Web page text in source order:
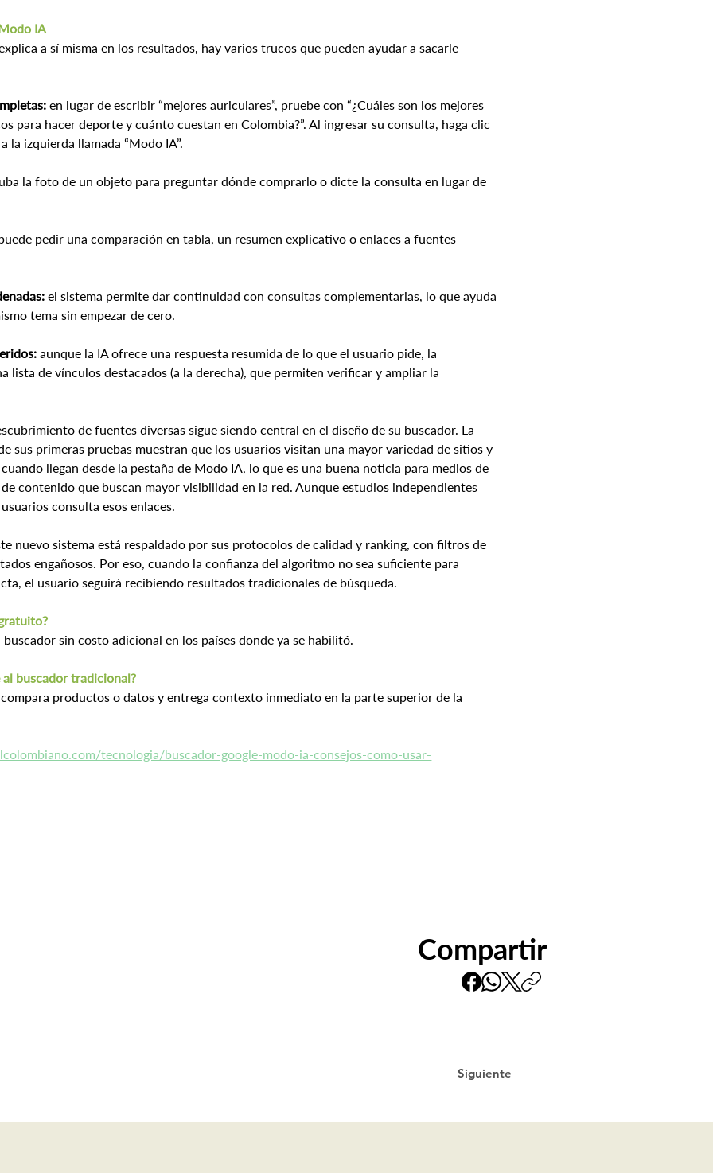
IA
a sí misma en los resultados, hay varios trucos que pueden ayudar a sacarle
en lugar de escribir “mejores auriculares”, pruebe con “¿Cuáles son los mejores
para hacer deporte y cuánto cuestan en Colombia?”. Al ingresar su consulta, haga clic
la izquierda llamada “Modo IA”.
la foto de un objeto para preguntar dónde comprarlo o dicte la consulta en lugar de
pedir una comparación en tabla, un resumen explicativo o enlaces a fuentes
el sistema permite dar continuidad con consultas complementarias, lo que ayuda
tema sin empezar de cero.
aunque la IA ofrece una respuesta resumida de lo que el usuario pide, la
lista de vínculos destacados (a la derecha), que permiten verificar y ampliar la
de fuentes diversas sigue siendo central en el diseño de su buscador. La
sus primeras pruebas muestran que los usuarios visitan una mayor variedad de sitios y
llegan desde la pestaña de Modo IA, lo que es una buena noticia para medios de
contenido que buscan mayor visibilidad en la red. Aunque estudios independientes
consulta esos enlaces.
nuevo sistema está respaldado por sus protocolos de calidad y ranking, con filtros de
engañosos. Por eso, cuando la confianza del algoritmo no sea suficiente para
el usuario seguirá recibiendo resultados tradicionales de búsqueda.
sin costo adicional en los países donde ya se habilitó.
buscador tradicional?
compara productos o datos y entrega contexto inmediato en la parte superior de la
tecnologia/buscador-google-modo-ia-consejos-como-usar-
Compartir
Siguiente